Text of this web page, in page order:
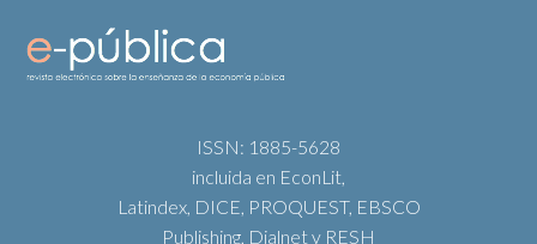
ISSN: 1885-5628
incluida en EconLit,
Latindex, DICE, PROQUEST, EBSCO
Publishing, Dialnet y RESH